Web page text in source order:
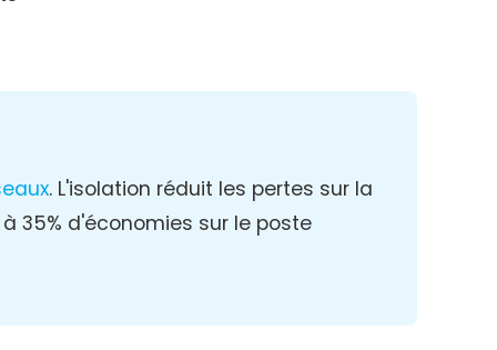
. L'isolation réduit les pertes sur la
35% d'économies sur le poste